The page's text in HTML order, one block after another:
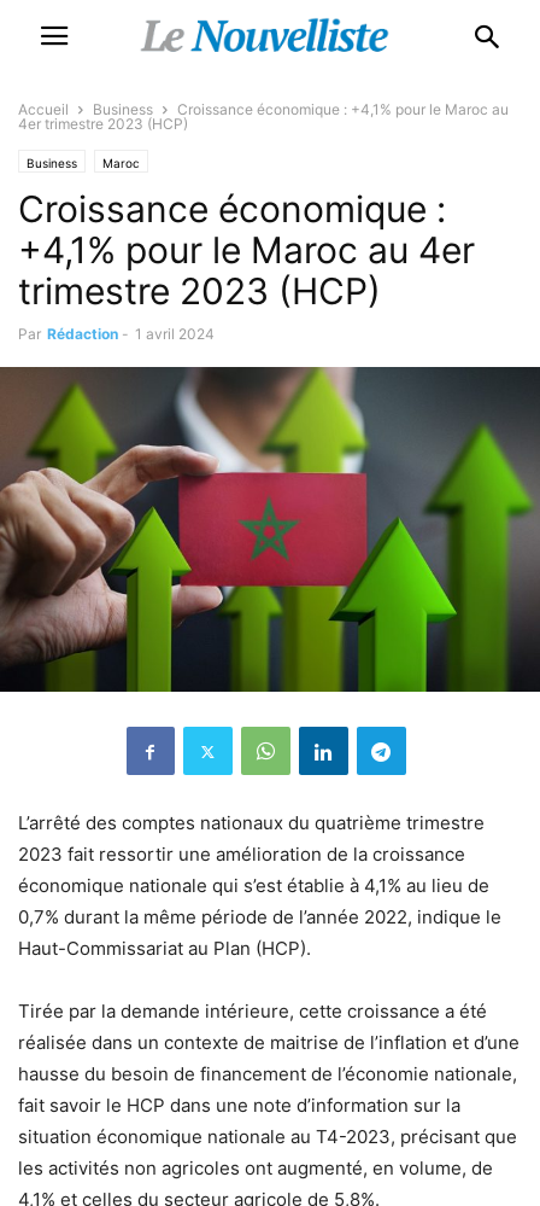
Accueil Business
Croissance économique : +4,1% pour le Maroc au
4er trimestre 2023 (HCP)
Business Maroc
Croissance économique :
+4,1% pour le Maroc au 4er
trimestre 2023 (HCP)
Par Rédaction - 1 avril 2024
L’arrêté des comptes nationaux du quatrième trimestre
2023 fait ressortir une amélioration de la croissance
économique nationale qui s’est établie à 4,1% au lieu de
0,7% durant la même période de l’année 2022, indique le
Haut-Commissariat au Plan (HCP).
Tirée par la demande intérieure, cette croissance a été
réalisée dans un contexte de maitrise de l’inflation et d’une
hausse du besoin de financement de l’économie nationale,
fait savoir le HCP dans une note d’information sur la
situation économique nationale au T4-2023, précisant que
les activités non agricoles ont augmenté, en volume, de
4,1% et celles du secteur agricole de 5,8%.